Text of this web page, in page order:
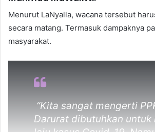
Menurut LaNyalla, wacana tersebut
secara matang. Termasuk dampaknya
masyarakat.
“Kita sangat mengerti
Darurat dibutuhkan untuk